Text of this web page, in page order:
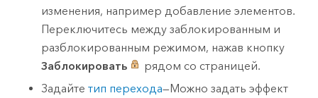
изменения, например добавление элементов.
Переключитесь между заблокированным и
разблокированным режимом, нажав кнопку
Заблокировать
рядом со страницей.
Задайтетип перехода—Можно задать эффект